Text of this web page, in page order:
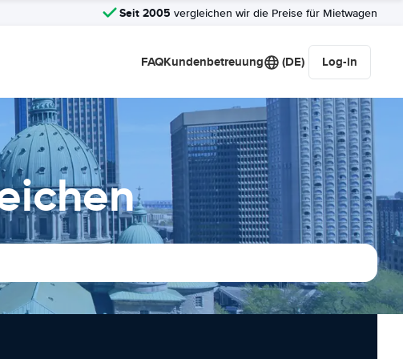
Seit 2005 vergleichen wir die Preise für Mietwagen
FAQKundenbetreuung (DE) Log-in